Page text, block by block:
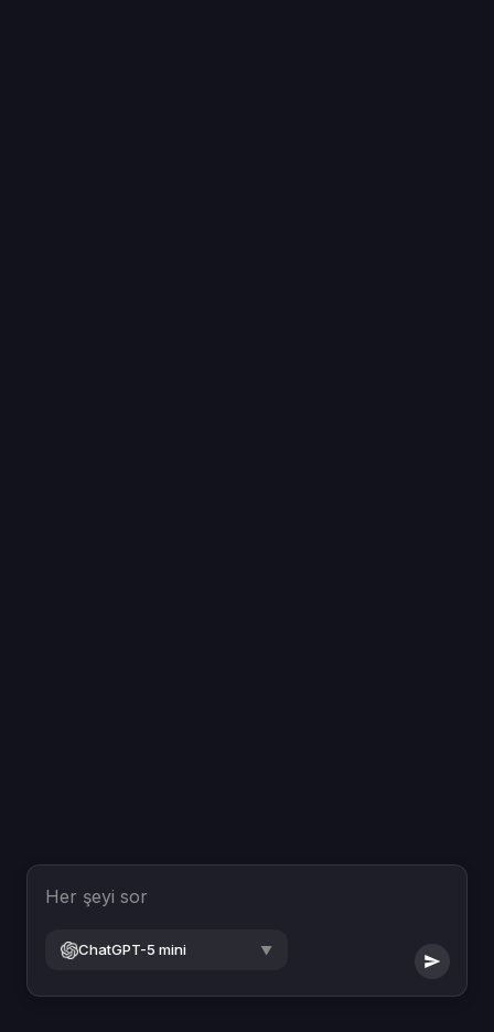
Her şeyi sor
ChatGPT-5 mini ▼